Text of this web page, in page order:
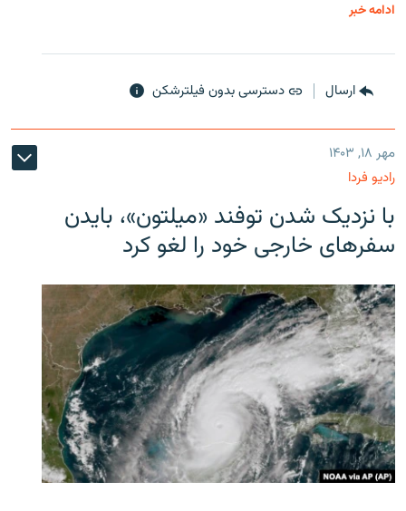
ادامه خبر
ارسال دسترسی بدون فیلترشکن
مهر ۱۸, ۱۴۰۳
رادیو فردا
با نزدیک شدن توفند «میلتون»، بایدن
سفرهای خارجی خود را لغو کرد